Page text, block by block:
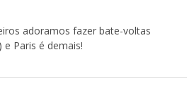
adoramos fazer bate-voltas
Paris é demais!